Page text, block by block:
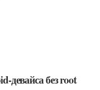
девайса без root